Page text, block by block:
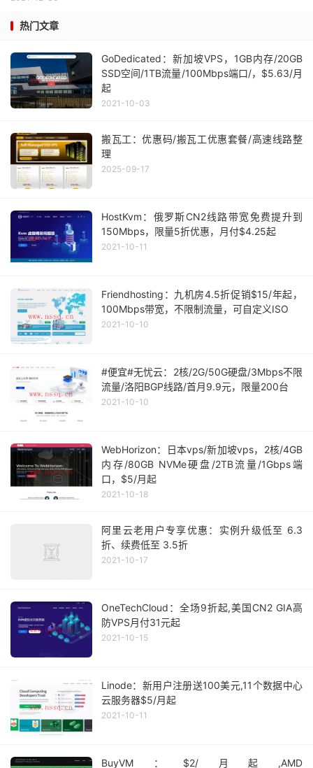
热门文章
GoDedicated：新加坡VPS，1GB内存/20GB
SSD空间/1TB流量/100Mbps端口/，$5.63/月
起
2021-10-03
搬瓦工：优惠码/搬瓦工优惠套餐/高速线路整
理
2025-09-17
HostKvm：俄罗斯CN2线路带宽免费提升到
150Mbps，限量5折优惠，月付$4.25起
2021-10-11
Friendhosting：九机房4.5折促销$15/年起，
100Mbps带宽，不限制流量，可自定义ISO
2021-10-10
#便宜#无忧云：2核/2G/50G硬盘/3Mbps不限
流量/洛阳BGP线路/首月9.9元，限量200台
2021-10-10
WebHorizon：日本vps/新加坡vps，2核/4GB
内存/80GB NVMe硬盘/2TB流量/1Gbps端
口，$5/月起
2021-10-18
阿里云老用户专享优惠：实例升级低至 6.3
折、续费低至 3.5折
2021-10-17
OneTechCloud：全场9折起,美国CN2 GIA高
防VPS月付31元起
2021-10-15
Linode：新用户注册送100美元,11个数据中心
云服务器$5/月起
2021-10-11
BuyVM：$2/月起,AMD